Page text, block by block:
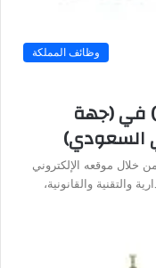
وظائف المملكة
في (جهة
السعودي)
خلال موقعه الإلكتروني
والتقنية والقانونية،